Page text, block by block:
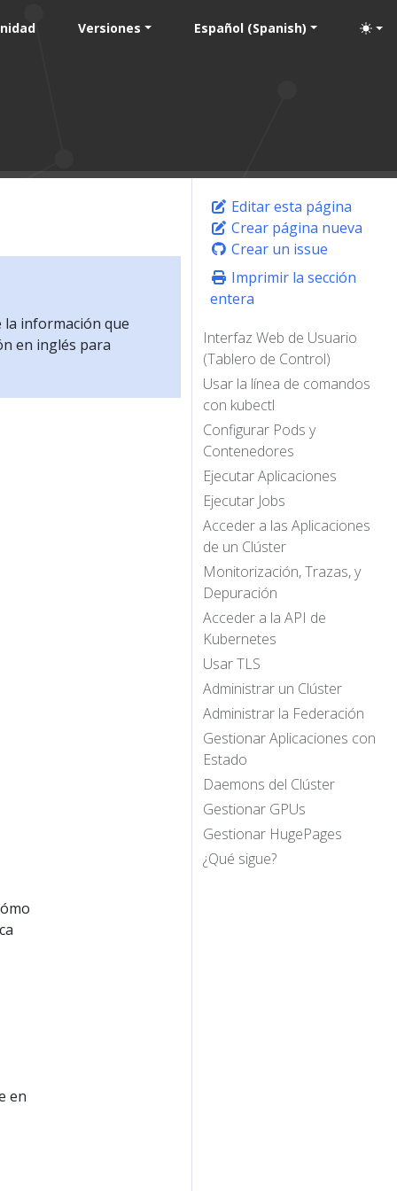
Versiones Español (Spanish)
Editar esta página
Crear página nueva
Crear un issue
Imprimir la sección
entera
Interfaz Web de Usuario
(Tablero de Control)
Usar la línea de comandos
con kubectl
Configurar Pods y
Contenedores
Ejecutar Aplicaciones
Ejecutar Jobs
Acceder a las Aplicaciones
de un Clúster
Monitorización, Trazas, y
Depuración
Acceder a la API de
Kubernetes
Usar TLS
Administrar un Clúster
Administrar la Federación
Gestionar Aplicaciones con
Estado
Daemons del Clúster
Gestionar GPUs
Gestionar HugePages
¿Qué sigue?
información que
en inglés para
en